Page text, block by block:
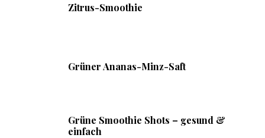
Zitrus-Smoothie
Grüner Ananas-Minz-Saft
Grüne Smoothie Shots – gesund &
einfach